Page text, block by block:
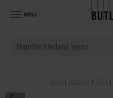
MENU
Domů Stolování Talíře